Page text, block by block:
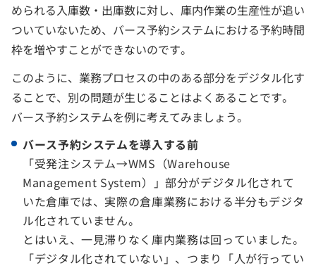
められる入庫数・出庫数に対し、庫内作業の生産性が追い
ついていないため、バース予約システムにおける予約時間
枠を増やすことができないのです。
このように、業務プロセスの中のある部分をデジタル化す
ることで、別の問題が生じることはよくあることです。
バース予約システムを例に考えてみましょう。
バース予約システムを導入する前
「受発注システム→WMS（Warehouse
Management System）」部分がデジタル化されて
いた倉庫では、実際の倉庫業務における半分もデジタ
ル化されていません。
とはいえ、一見滞りなく庫内業務は回っていました。
「デジタル化されていない」、つまり「人が行ってい